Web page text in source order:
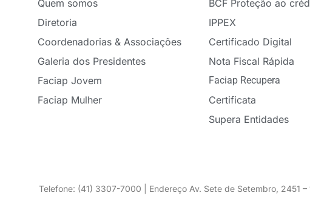
Quem somos
Diretoria
Coordenadorias & Associações
Galeria dos Presidentes
Faciap Jovem
Faciap Mulher
BCF Proteção ao
IPPEX
Certificado Digital
Nota Fiscal Rápida
Faciap Recupera
Certificata
Supera Entidades
Telefone: (41) 3307-7000 | Endereço Av. Sete de Setembro, 2451